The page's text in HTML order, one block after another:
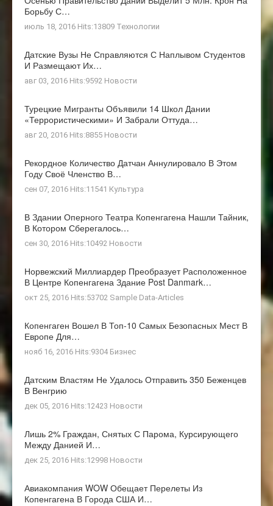
Борьбу С…
июль 18, 2016 Hits:13809 Технологии
Датские Вузы Не Справляются С Наплывом Студентов
И Размещают Их…
авг 03, 2016 Hits:9592 Новости
Турецкие Мигранты Объявили 14 Школ Дании
«террористическими» И Забрали Оттуда…
авг 20, 2016 Hits:8855 Новости
Рекордное Количество Датчан Аннулировало В Этом
Году Своё Членство В…
сен 07, 2016 Hits:11541 Культура
В Здании Оперного Театра Копенгагена Нашли Тайник,
В Котором Сберегалось…
сен 30, 2016 Hits:10492 Новости
Норвежский Миллиардер Преобразует Расположенное
В Центре Копенгагена Здание Post Danmark…
окт 25, 2016 Hits:53702 Sample Data-Articles
Копенгаген Вошел В Топ-10 Самых Безопасных Мест В
Европе Для…
нояб 16, 2016 Hits:9304 Бизнес
Датским Властям Не Удалось Отправить 350 Беженцев
В Венгрию
дек 05, 2016 Hits:12423 Новости
Лишь 2% Граждан, Снятых С Парома, Курсирующего
Между Данией И…
дек 25, 2016 Hits:12998 Новости
Авиакомпания WOW Обещает Перелеты Из
Копенгагена В Города США И…